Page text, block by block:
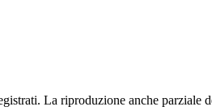
La riproduzione anche parziale